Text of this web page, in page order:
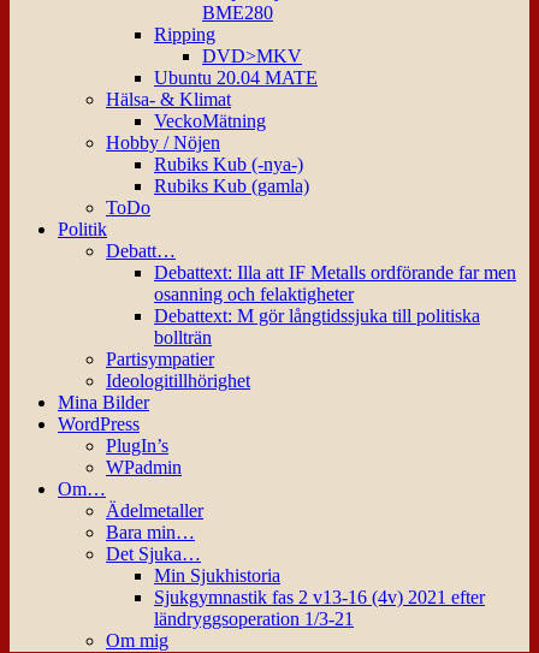
BME280
Ripping
DVD>MKV
Ubuntu 20.04 MATE
Hälsa- & Klimat
VeckoMätning
Hobby / Nöjen
Rubiks Kub (-nya-)
Rubiks Kub (gamla)
ToDo
Politik
Debatt…
Debattext: Illa att IF Metalls ordförande far men
osanning och felaktigheter
Debattext: M gör långtidssjuka till politiska
bollträn
Partisympatier
Ideologitillhörighet
Mina Bilder
WordPress
PlugIn’s
WPadmin
Om…
Ädelmetaller
Bara min…
Det Sjuka…
Min Sjukhistoria
Sjukgymnastik fas 2 v13-16 (4v) 2021 efter
ländryggsoperation 1/3-21
Om mig